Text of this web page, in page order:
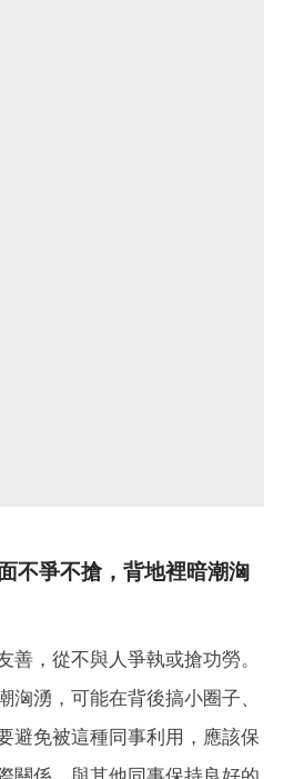
不爭不搶，背地裡暗潮洶
善，從不與人爭執或搶功勞。
洶湧，可能在背後搞小圈子、
避免被這種同事利用，應該保